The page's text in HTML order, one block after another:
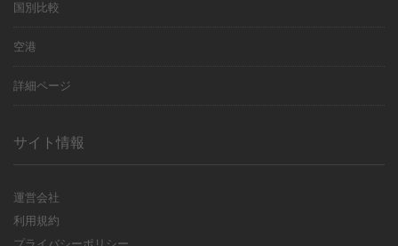
国別比較
空港
詳細ページ
サイト情報
運営会社
利用規約